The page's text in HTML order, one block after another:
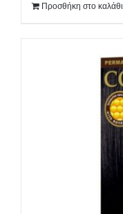
Προσθήκη στο καλάθι